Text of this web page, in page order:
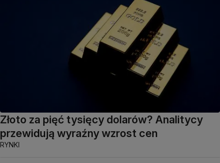
Złoto za pięć tysięcy dolarów? Analitycy
przewidują wyraźny wzrost cen
RYNKI